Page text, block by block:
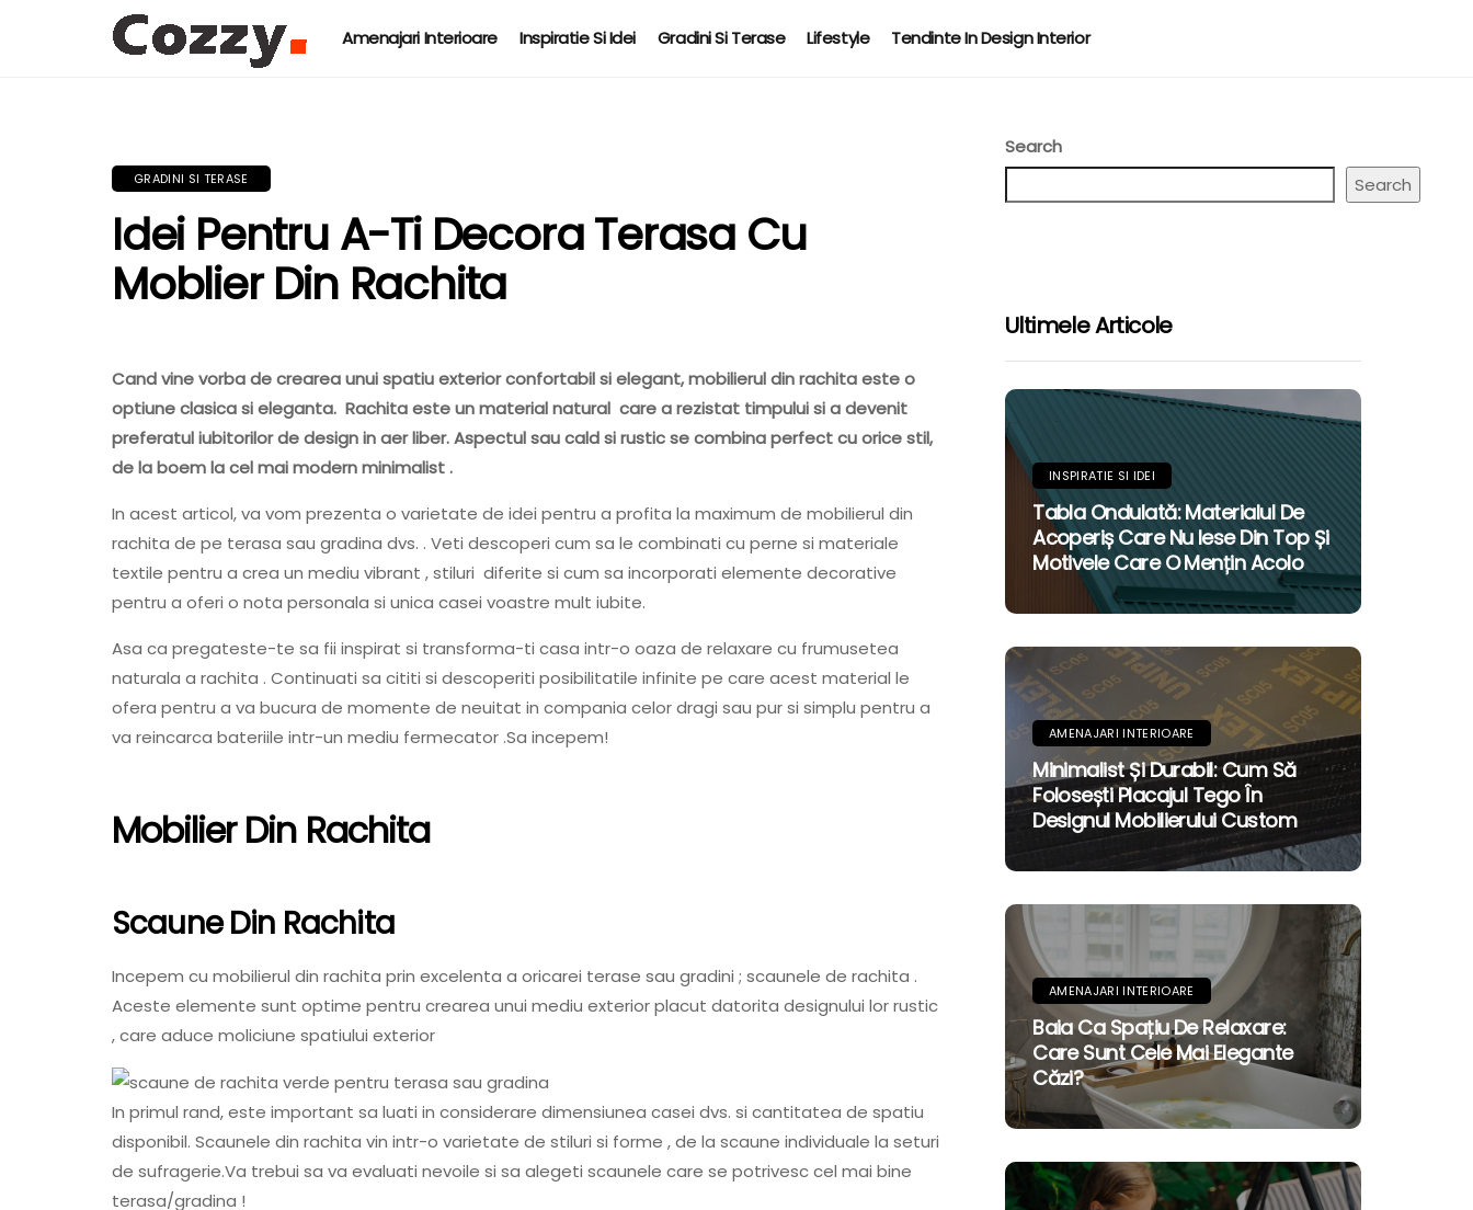
Amenajari Interioare Inspiratie Si Idei Gradini Si Terase Lifestyle Tendinte In Design Interior
GRADINI SI TERASE
Idei Pentru A-Ti Decora Terasa Cu
Moblier Din Rachita
Cand vine vorba de crearea unui spatiu exterior confortabil si elegant, mobilierul din rachita este o
optiune clasica si eleganta. Rachita este un material natural care a rezistat timpului si a devenit
preferatul iubitorilor de design in aer liber. Aspectul sau cald si rustic se combina perfect cu orice stil,
de la boem la cel mai modern minimalist .
In acest articol, va vom prezenta o varietate de idei pentru a profita la maximum de mobilierul din
rachita de pe terasa sau gradina dvs. . Veti descoperi cum sa le combinati cu perne si materiale
textile pentru a crea un mediu vibrant , stiluri diferite si cum sa incorporati elemente decorative
pentru a oferi o nota personala si unica casei voastre mult iubite.
Asa ca pregateste-te sa fii inspirat si transforma-ti casa intr-o oaza de relaxare cu frumusetea
naturala a rachita . Continuati sa cititi si descoperiti posibilitatile infinite pe care acest material le
ofera pentru a va bucura de momente de neuitat in compania celor dragi sau pur si simplu pentru a
va reincarca bateriile intr-un mediu fermecator .Sa incepem!
Mobilier Din Rachita
Scaune Din Rachita
Incepem cu mobilierul din rachita prin excelenta a oricarei terase sau gradini ; scaunele de rachita .
Aceste elemente sunt optime pentru crearea unui mediu exterior placut datorita designului lor rustic
, care aduce moliciune spatiului exterior
In primul rand, este important sa luati in considerare dimensiunea casei dvs. si cantitatea de spatiu
disponibil. Scaunele din rachita vin intr-o varietate de stiluri si forme , de la scaune individuale la seturi
de sufragerie.Va trebui sa va evaluati nevoile si sa alegeti scaunele care se potrivesc cel mai bine
terasa/gradina !
Search
Search
Ultimele Articole
INSPIRATIE SI IDEI
Tabla Ondulată: Materialul De
Acoperiș Care Nu Iese Din Top Și
Motivele Care O Mențin Acolo
AMENAJARI INTERIOARE
Minimalist Și Durabil: Cum Să
Folosești Placajul Tego În
Designul Mobilierului Custom
AMENAJARI INTERIOARE
Baia Ca Spațiu De Relaxare:
Care Sunt Cele Mai Elegante
Căzi?